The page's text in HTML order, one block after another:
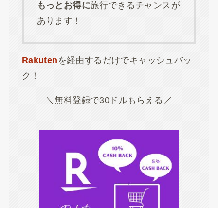
もっとお得に旅行できるチャンスが
あります！
Rakuten を経由するだけでキャッシュバッ
ク！
＼無料登録で30ドルもらえる／